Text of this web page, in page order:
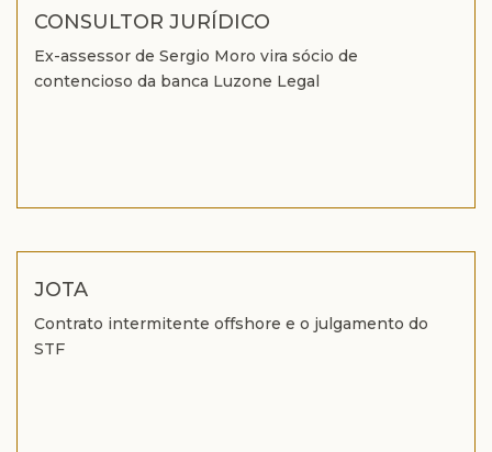
CONSULTOR JURÍDICO
Ex-assessor de Sergio Moro vira sócio de
contencioso da banca Luzone Legal
JOTA
Contrato intermitente offshore e o julgamento do
STF